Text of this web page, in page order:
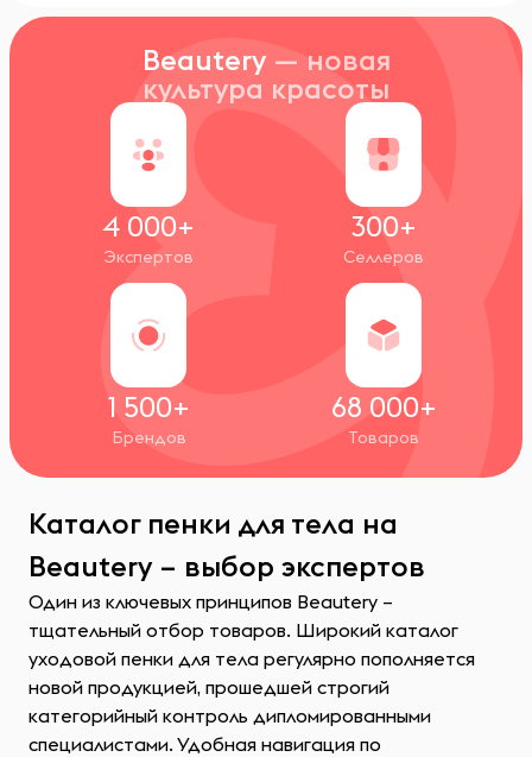
Beautery — новая
культура красоты
4 000+
Экспертов
300+
Селлеров
1 500+
Брендов
68 000+
Товаров
Каталог пенки для тела на
Beautery – выбор экспертов
Один из ключевых принципов Beautery –
тщательный отбор товаров. Широкий каталог
уходовой пенки для тела регулярно пополняется
новой продукцией, прошедшей строгий
категорийный контроль дипломированными
специалистами. Удобная навигация по